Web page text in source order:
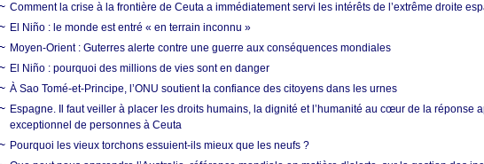
Comment la crise à la frontière de Ceuta a immédiatement servi les intérêts de l’extrême droite
El Niño : le monde est entré « en terrain inconnu »
Moyen-Orient : Guterres alerte contre une guerre aux conséquences mondiales
El Niño : pourquoi des millions de vies sont en danger
À Sao Tomé-et-Principe, l’ONU soutient la confiance des citoyens dans les urnes
Espagne. Il faut veiller à placer les droits humains, la dignité et l’humanité au cœur de la réponse
exceptionnel de personnes à Ceuta
Pourquoi les vieux torchons essuient-ils mieux que les neufs ?